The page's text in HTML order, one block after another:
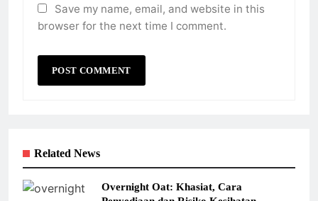
Save my name, email, and website in this
browser for the next time I comment.
Related News
Overnight Oat: Khasiat, Cara